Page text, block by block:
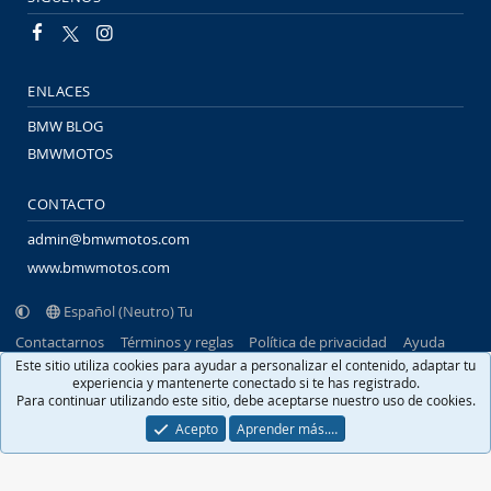
ENLACES
BMW BLOG
BMWMOTOS
CONTACTO
admin@bmwmotos.com
www.bmwmotos.com
Español (Neutro) Tu
Contactarnos
Términos y reglas Política de privacidad
Ayuda
Portal
R
S
Community platform by XenForo® © 2010-2026 XenForo Ltd.
XenFacil.com. © 2010-2019
Este sitio utiliza cookies para ayudar a personalizar el contenido, adaptar tu
experiencia y mantenerte conectado si te has registrado.
Para continuar utilizando este sitio, debe aceptarse nuestro uso de cookies.
Acepto
Aprender más.…